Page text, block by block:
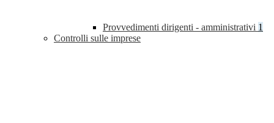
Provvedimenti dirigenti - amministrativi 1
Controlli sulle imprese